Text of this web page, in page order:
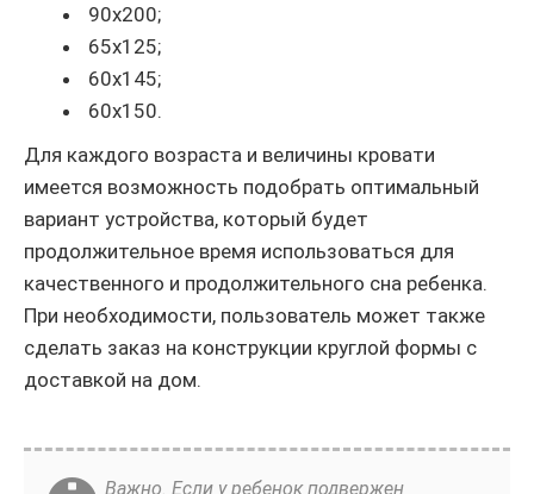
90х200;
65х125;
60х145;
60х150.
Для каждого возраста и величины кровати
имеется возможность подобрать оптимальный
вариант устройства, который будет
продолжительное время использоваться для
качественного и продолжительного сна ребенка.
При необходимости, пользователь может также
сделать заказ на конструкции круглой формы с
доставкой на дом.
Важно. Если у ребенок подвержен